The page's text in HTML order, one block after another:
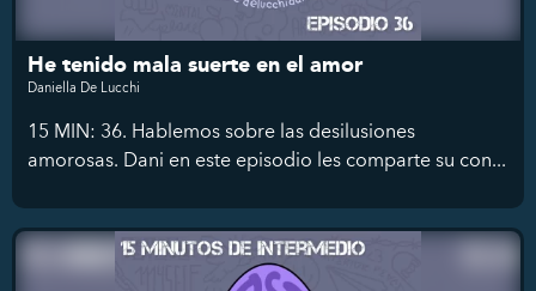
He tenido mala suerte en el amor
Daniella De Lucchi
15 MIN: 36. Hablemos sobre las desilusiones
amorosas. Dani en este episodio les comparte su con...